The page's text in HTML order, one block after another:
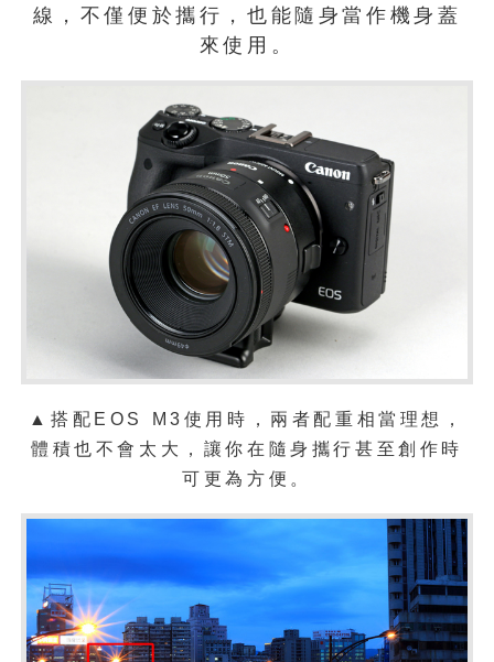
線，不僅便於攜行，也能隨身當作機身蓋
來使用。
▲搭配EOS M3使用時，兩者配重相當理想，
體積也不會太大，讓你在隨身攜行甚至創作時
可更為方便。